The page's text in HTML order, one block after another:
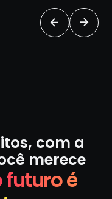
com a
merece
futuro é